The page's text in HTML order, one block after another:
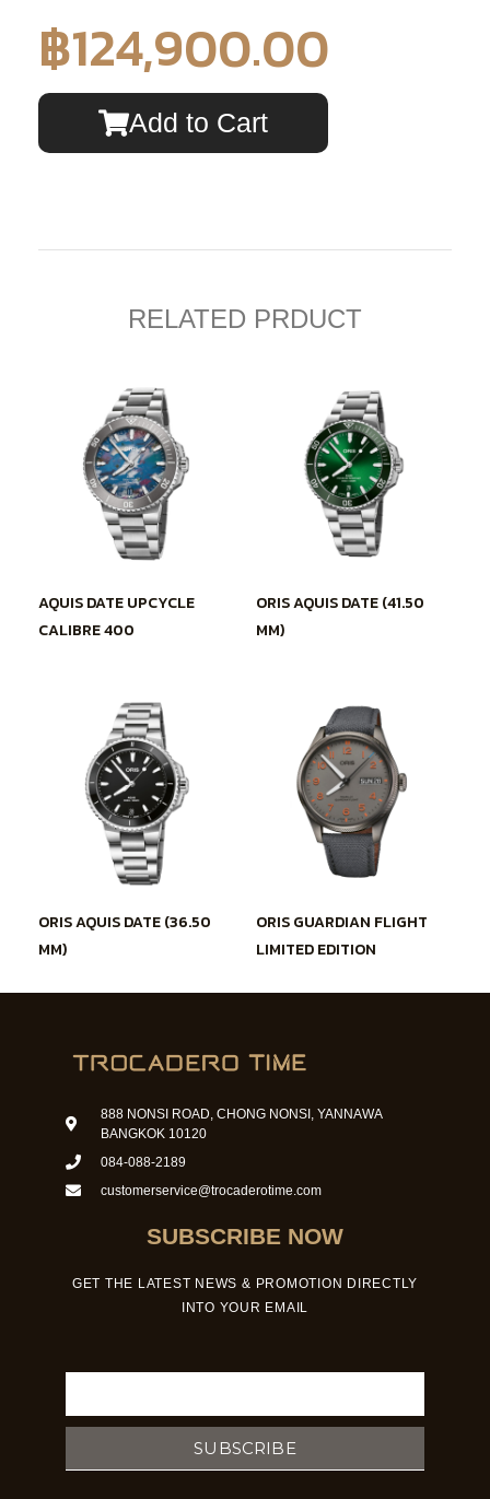
฿124,900.00
Add to Cart
RELATED PRDUCT
AQUIS DATE UPCYCLE
CALIBRE 400
ORIS AQUIS DATE (41.50
MM)
ORIS AQUIS DATE (36.50
MM)
ORIS GUARDIAN FLIGHT
LIMITED EDITION
888 NONSI ROAD, CHONG NONSI, YANNAWA
BANGKOK 10120
084-088-2189
customerservice@trocaderotime.com
SUBSCRIBE NOW
GET THE LATEST NEWS & PROMOTION DIRECTLY
INTO YOUR EMAIL
SUBSCRIBE